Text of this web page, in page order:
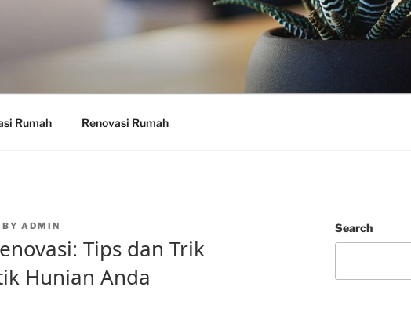
Rumah Renovasi Rumah
BY ADMIN
Tips dan Trik
Hunian Anda
Search